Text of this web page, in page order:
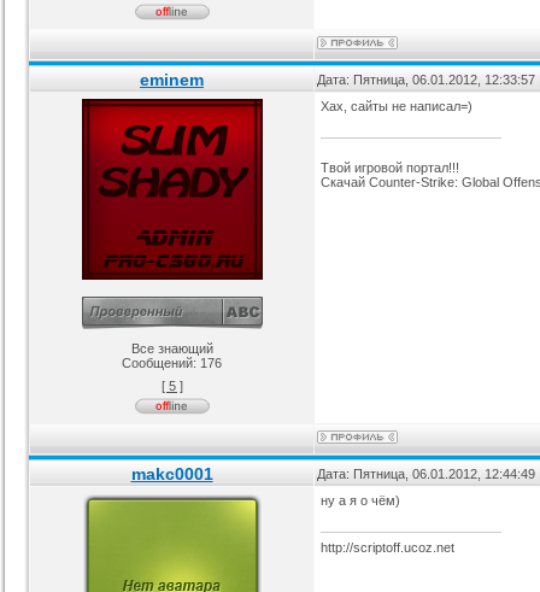
eminem Дата: Пятница, 06.01.2012,
Все знающий
Сообщений: 176
[ 5 ]
Хах, сайты не написал=)
Твой игровой портал!!!
Скачай Counter-Strike: Global
makc0001 Дата: Пятница, 06.01.2012,
ну а я о чём)
http://scriptoff.ucoz.net